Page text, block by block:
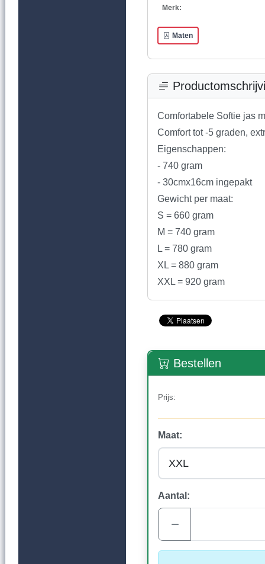
Merk:
Maten
Comfortabele Softie jas
Comfort tot -5 graden,
Eigenschappen:
- 740 gram
- 30cmx16cm ingepakt
Gewicht per maat:
S = 660 gram
M = 740 gram
L = 780 gram
XL = 880 gram
XXL = 920 gram
Bestellen
Prijs:
Maat:
Aantal: